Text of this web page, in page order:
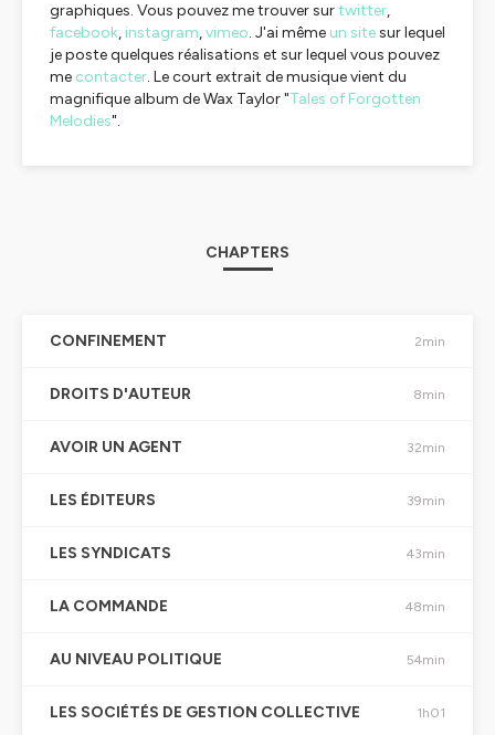
graphiques. Vous pouvez me trouver surtwitter,
facebook, instagram,vimeo. J'ai même un sitesur lequel
je poste quelques réalisations et sur lequel vous pouvez
me contacter. Le court extrait de musique vient du
magnifique album de Wax Taylor "Tales of Forgotten
Melodies".
CHAPTERS
CONFINEMENT 2min
DROITS D'AUTEUR 8min
AVOIR UN AGENT 32min
LES ÉDITEURS 39min
LES SYNDICATS 43min
LA COMMANDE 48min
AU NIVEAU POLITIQUE 54min
LES SOCIÉTÉS DE GESTION COLLECTIVE 1h01